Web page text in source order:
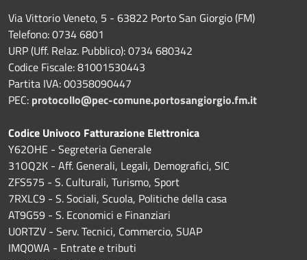
Via Vittorio Veneto, 5 - 63822 Porto San Giorgio (FM)
Telefono: 0734 6801
URP (Uff. Relaz. Pubblico): 0734 680342
Codice Fiscale: 81001530443
Partita IVA: 00358090447
PEC: protocollo@pec-comune.portosangiorgio.fm.it
Codice Univoco Fatturazione Elettronica
Y62OHE - Segreteria Generale
31OQ2K - Aff. Generali, Legali, Demografici, SIC
ZFS575 - S. Culturali, Turismo, Sport
7RXLC9 - S. Sociali, Scuola, Politiche della casa
AT9G59 - S. Economici e Finanziari
U0RTZV - Serv. Tecnici, Commercio, SUAP
IMQ0WA - Entrate e tributi